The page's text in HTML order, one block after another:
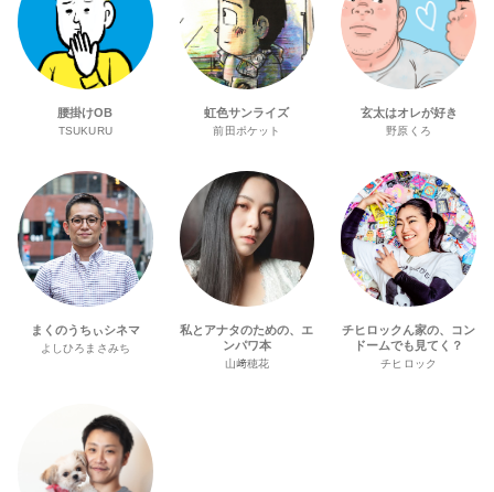
腰掛けOB
TSUKURU
虹色サンライズ
前田ポケット
玄太はオレが好き
野原くろ
まくのうちぃシネマ
よしひろまさみち
私とアナタのための、エ
ンパワ本
山﨑穂花
チヒロックん家の、コン
ドームでも見てく？
チヒロック